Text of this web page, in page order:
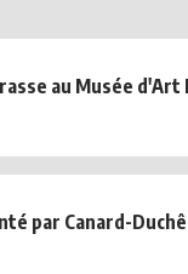
au Musée d'Art
par Canard-